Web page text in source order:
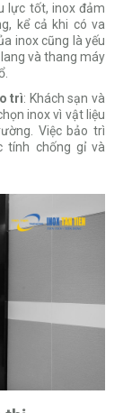
lực tốt, inox đảm
kể cả khi có va
inox cũng là yếu
và thang máy
trì: Khách sạn và
inox vì vật liệu
Việc bảo trì
tính chống gỉ và